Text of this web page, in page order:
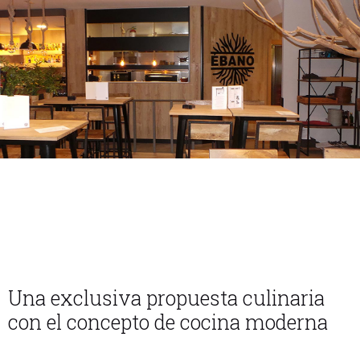
Una exclusiva propuesta culinaria
con el concepto de cocina moderna